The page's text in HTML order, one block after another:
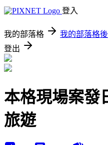
登入
我的部落格 我的部落格
登出
本格現場案發
旅遊